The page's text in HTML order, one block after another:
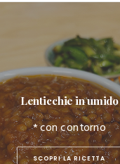
Lenticchie in umido
* con contorno
SCOPRI LA RICETTA